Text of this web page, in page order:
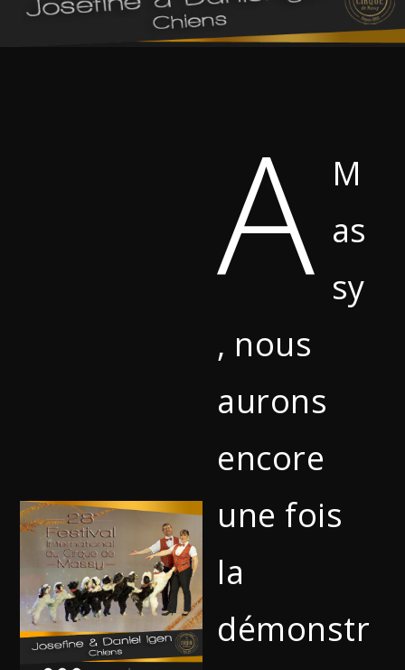
A M
as
sy
, nous
aurons
encore
une fois
la
démonstr